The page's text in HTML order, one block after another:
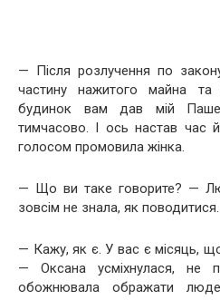
— Після розлучення по
частину нажитого майна та
будинок вам дав мій
тимчасово. І ось настав час
голосом промовила жінка.
— Що ви таке говорите? —
зовсім не знала, як поводитися.
— Кажу, як є. У вас є місяць,
— Оксана усміхнулася, не
обожнювала ображати